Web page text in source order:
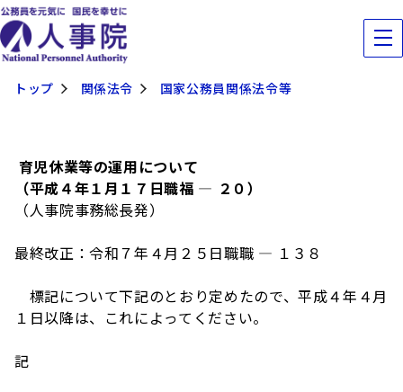
トップ 関係法令 国家公務員関係法令等
育児休業等の運用について
（平成４年１月１７日職福 ― ２０）
（人事院事務総長発）
最終改正：令和７年４月２５日職職 ― １３８
標記について下記のとおり定めたので、平成４年４月
１日以降は、これによってください。
記